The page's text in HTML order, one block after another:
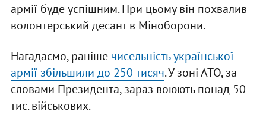
армії буде успішним. При цьому він похвалив
волонтерський десант в Міноборони.
Нагадаємо, раніше чисельність української
армії збільшили до 250 тисяч. У зоні АТО, за
словами Президента, зараз воюють понад 50
тис. військових.